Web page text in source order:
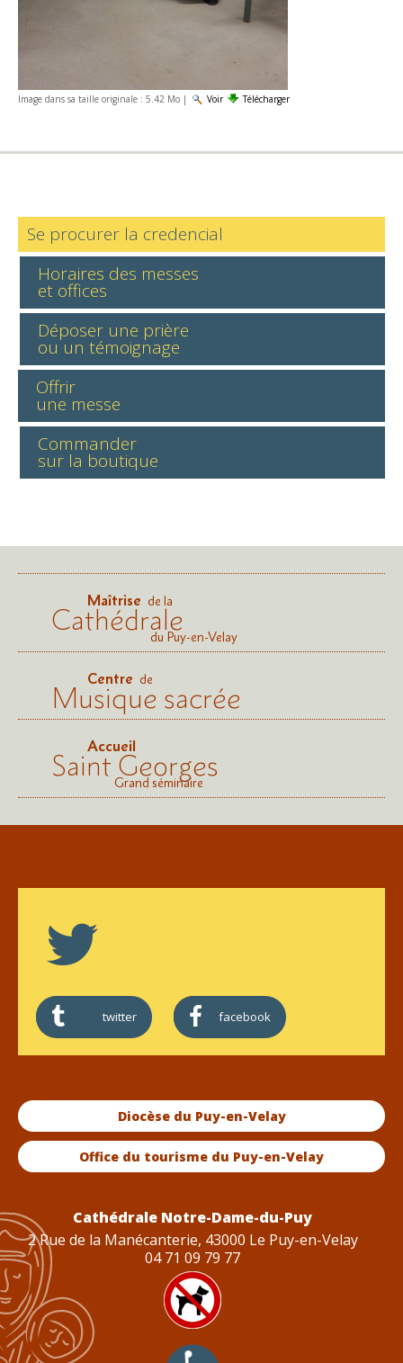
Image dans sa taille originale : 5.42 Mo | Voir Télécharger
Se procurer la credencial
Horaires des messes
et offices
Déposer une prière
ou un témoignage
Offrir
une messe
Commander
sur la boutique
Maîtrise de la
Cathédraledu Puy-en-Velay
Centre de
Musique sacrée
Accueil
Saint Georges
Grand séminaire
twitter facebook
Diocèse du Puy-en-Velay
Office du tourisme du Puy-en-Velay
Cathédrale Notre-Dame-du-Puy
2 Rue de la Manécanterie, 43000 Le Puy-en-Velay
04 71 09 79 77